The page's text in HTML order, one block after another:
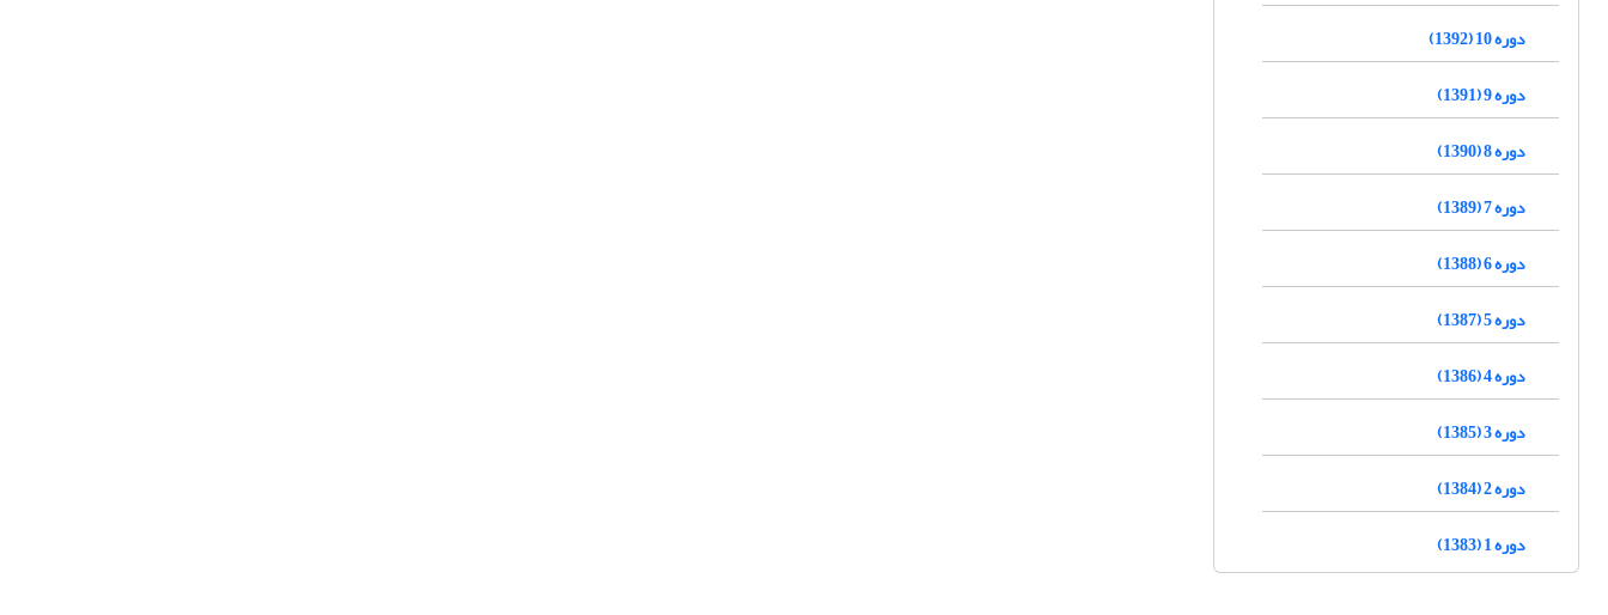
دوره 10 (1392)
دوره 9 (1391)
دوره 8 (1390)
دوره 7 (1389)
دوره 6 (1388)
دوره 5 (1387)
دوره 4 (1386)
دوره 3 (1385)
دوره 2 (1384)
دوره 1 (1383)